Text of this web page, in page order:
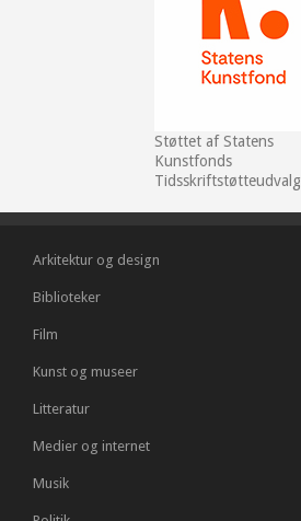
Støttet af Statens
Kunstfonds
Tidsskriftstøtteudvalg
Arkitektur og design
Biblioteker
Film
Kunst og museer
Litteratur
Medier og internet
Musik